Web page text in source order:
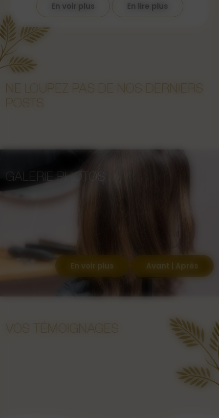
En voir plus En lire plus
NE LOUPEZ PAS DE NOS DERNIERS
POSTS
GALERIE PHOTOS
En voir plus Avant | Après
VOS TÉMOIGNAGES